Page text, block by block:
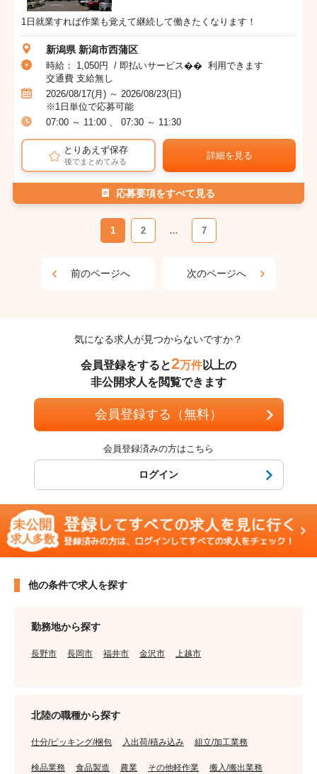
1日就業すれば作業も覚えて継続して働きたくなります！
新潟県 新潟市西蒲区
時給： 1,050円 / 即払いサービス�� 利用できます
交通費 支給無し
2026/08/17(月) ～ 2026/08/23(日)
※1日単位で応募可能
07:00 ～ 11:00 、 07:30 ～ 11:30
とりあえず保存
後でまとめてみる
詳細を見る
応募要項をすべて見る
1 2 … 7
前のページへ 次のページへ
気になる求人が見つからないですか？
会員登録をすると2万件以上の
非公開求人を閲覧できます
会員登録する（無料）
会員登録済みの方はこちら
ログイン
他の条件で求人を探す
勤務地から探す
長野市 長岡市 福井市 金沢市 上越市
北陸の職種から探す
仕分/ピッキング/梱包 入出荷/積み込み 組立/加工業務
検品業務 食品製造 農業 その他軽作業 搬入/搬出業務